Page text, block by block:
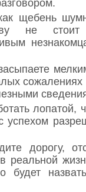
щебень
не
лопатой,
успехом
дорогу,
реальной
будет